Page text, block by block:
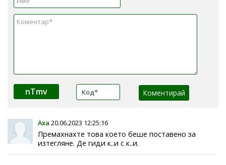
nTmv
Аха 20.06.2023 12:25:16
Премахнахте това което беше поставено за
изтегляне. Де гиди к..и с к..и.